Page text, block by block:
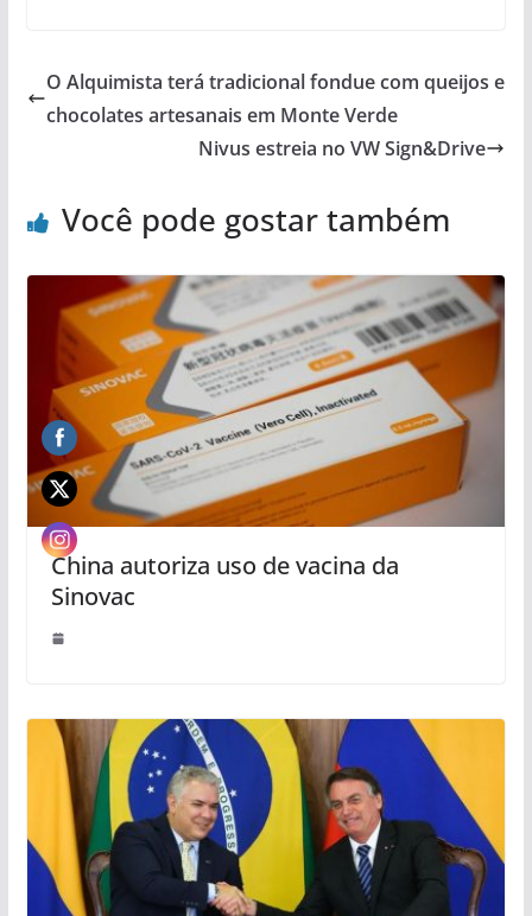
O Alquimista terá tradicional fondue com queijos e
chocolates artesanais em Monte Verde
Nivus estreia no VW Sign&Drive
Você pode gostar também
China autoriza uso de vacina da
Sinovac